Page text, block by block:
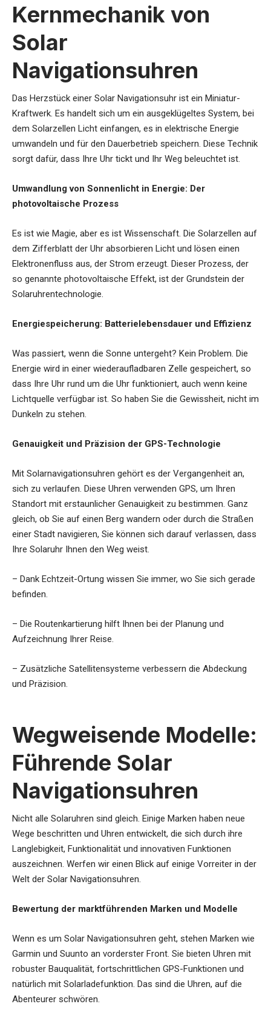
Kernmechanik von
Solar
Navigationsuhren
Das Herzstück einer Solar Navigationsuhr ist ein Miniatur-
Kraftwerk. Es handelt sich um ein ausgeklügeltes System, bei
dem Solarzellen Licht einfangen, es in elektrische Energie
umwandeln und für den Dauerbetrieb speichern. Diese Technik
sorgt dafür, dass Ihre Uhr tickt und Ihr Weg beleuchtet ist.
Umwandlung von Sonnenlicht in Energie: Der
photovoltaische Prozess
Es ist wie Magie, aber es ist Wissenschaft. Die Solarzellen auf
dem Zifferblatt der Uhr absorbieren Licht und lösen einen
Elektronenfluss aus, der Strom erzeugt. Dieser Prozess, der
so genannte photovoltaische Effekt, ist der Grundstein der
Solaruhrentechnologie.
Energiespeicherung: Batterielebensdauer und Effizienz
Was passiert, wenn die Sonne untergeht? Kein Problem. Die
Energie wird in einer wiederaufladbaren Zelle gespeichert, so
dass Ihre Uhr rund um die Uhr funktioniert, auch wenn keine
Lichtquelle verfügbar ist. So haben Sie die Gewissheit, nicht im
Dunkeln zu stehen.
Genauigkeit und Präzision der GPS-Technologie
Mit Solarnavigationsuhren gehört es der Vergangenheit an,
sich zu verlaufen. Diese Uhren verwenden GPS, um Ihren
Standort mit erstaunlicher Genauigkeit zu bestimmen. Ganz
gleich, ob Sie auf einen Berg wandern oder durch die Straßen
einer Stadt navigieren, Sie können sich darauf verlassen, dass
Ihre Solaruhr Ihnen den Weg weist.
– Dank Echtzeit-Ortung wissen Sie immer, wo Sie sich gerade
befinden.
– Die Routenkartierung hilft Ihnen bei der Planung und
Aufzeichnung Ihrer Reise.
– Zusätzliche Satellitensysteme verbessern die Abdeckung
und Präzision.
Wegweisende Modelle:
Führende Solar
Navigationsuhren
Nicht alle Solaruhren sind gleich. Einige Marken haben neue
Wege beschritten und Uhren entwickelt, die sich durch ihre
Langlebigkeit, Funktionalität und innovativen Funktionen
auszeichnen. Werfen wir einen Blick auf einige Vorreiter in der
Welt der Solar Navigationsuhren.
Bewertung der marktführenden Marken und Modelle
Wenn es um Solar Navigationsuhren geht, stehen Marken wie
Garmin und Suunto an vorderster Front. Sie bieten Uhren mit
robuster Bauqualität, fortschrittlichen GPS-Funktionen und
natürlich mit Solarladefunktion. Das sind die Uhren, auf die
Abenteurer schwören.